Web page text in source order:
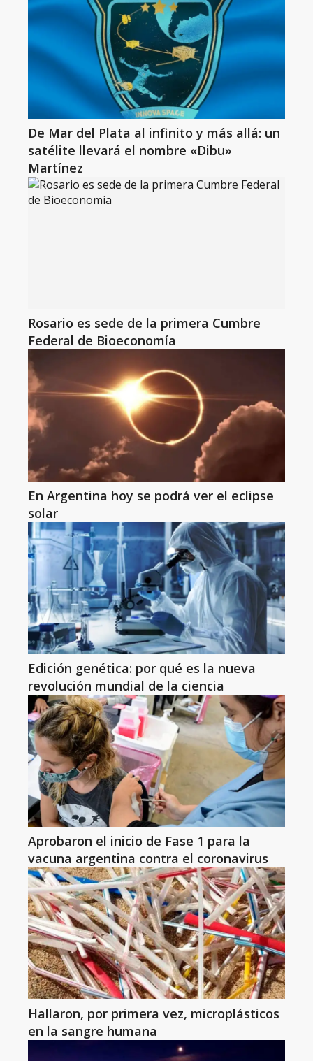
De Mar del Plata al infinito y más allá: un
satélite llevará el nombre «Dibu»
Martínez
Rosario es sede de la primera Cumbre
Federal de Bioeconomía
En Argentina hoy se podrá ver el eclipse
solar
Edición genética: por qué es la nueva
revolución mundial de la ciencia
Aprobaron el inicio de Fase 1 para la
vacuna argentina contra el coronavirus
Hallaron, por primera vez, microplásticos
en la sangre humana